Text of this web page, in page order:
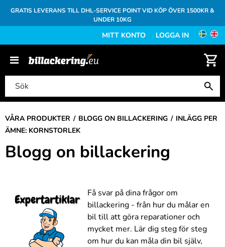
GRATIS LEVERANS TILL DHL-SERVICE POINT VID KÖP ÖVER 1500KR &
UNDER 10KG
MITT KONTO LOGGA IN
VÅRA PRODUKTER BLOGG ON BILLACKERING
INLÄGG PER
ÄMNE: KORNSTORLEK
Blogg on billackering
Få svar på dina frågor om
billackering - från hur du målar en
bil till att göra reparationer och
mycket mer. Lär dig steg för steg
om hur du kan måla din bil själv,